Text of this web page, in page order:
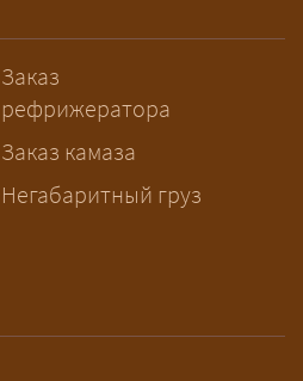
Оставьте заявку
— логист
и запустит
Заказ
рефрижератора
Заказ камаза
Негабаритный груз